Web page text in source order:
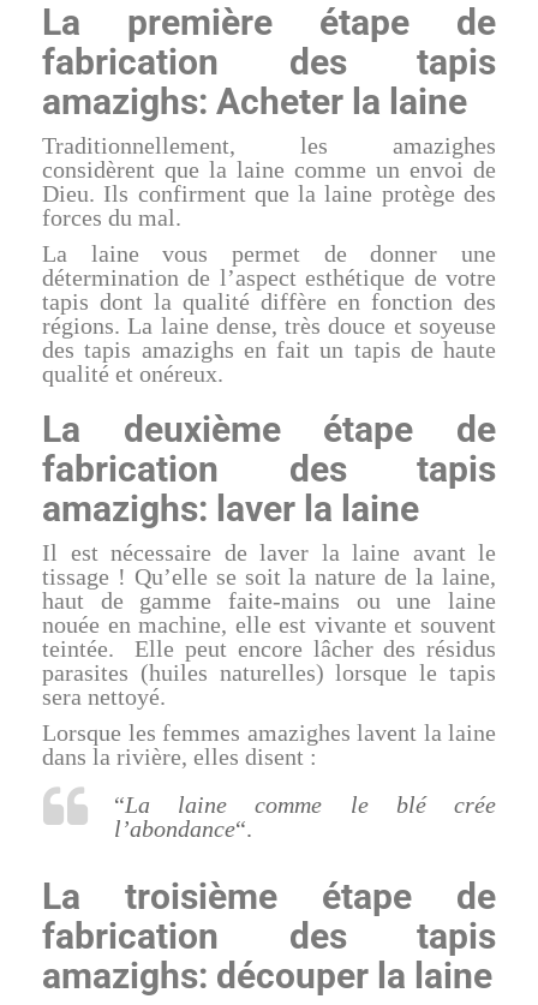
La première étape de
fabrication des tapis
amazighs: Acheter la laine
Traditionnellement, les amazighes
considèrent que la laine comme un envoi de
Dieu. Ils confirment que la laine protège des
forces du mal.
La laine vous permet de donner une
détermination de l’aspect esthétique de votre
tapis dont la qualité diffère en fonction des
régions. La laine dense, très douce et soyeuse
des tapis amazighs en fait un tapis de haute
qualité et onéreux.
La deuxième étape de
fabrication des tapis
amazighs: laver la laine
Il est nécessaire de laver la laine avant le
tissage ! Qu’elle se soit la nature de la laine,
haut de gamme faite-mains ou une laine
nouée en machine, elle est vivante et souvent
teintée. Elle peut encore lâcher des résidus
parasites (huiles naturelles) lorsque le tapis
sera nettoyé.
Lorsque les femmes amazighes lavent la laine
dans la rivière, elles disent :
“La laine comme le blé crée
l’abondance“.
La troisième étape de
fabrication des tapis
amazighs: découper la laine